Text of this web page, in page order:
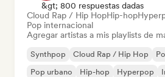
&gt; 800 respuestas dadas
Cloud Rap / Hip HopHip-hop
Pop internacional
Agregar artistas a mis playlists de
Synthpop Cloud Rap / Hip Hop
Pop urbano
Hip-hop Hyperpop